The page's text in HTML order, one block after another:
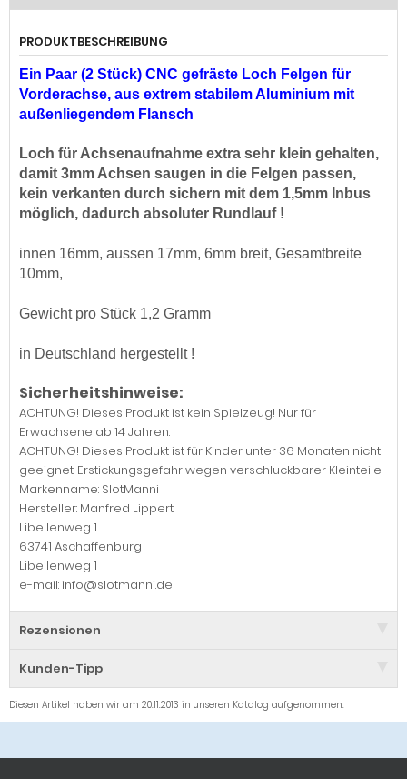
PRODUKTBESCHREIBUNG
Ein Paar (2 Stück) CNC gefräste Loch Felgen für
Vorderachse, aus extrem stabilem Aluminium mit
außenliegendem Flansch
Loch für Achsenaufnahme extra sehr klein gehalten,
damit 3mm Achsen saugen in die Felgen passen,
kein verkanten durch sichern mit dem 1,5mm Inbus
möglich, dadurch absoluter Rundlauf !
innen 16mm, aussen 17mm, 6mm breit, Gesamtbreite
10mm,
Gewicht pro Stück 1,2 Gramm
in Deutschland hergestellt!
Sicherheitshinweise:
ACHTUNG! Dieses Produkt ist kein Spielzeug! Nur für
Erwachsene ab 14 Jahren.
ACHTUNG! Dieses Produkt ist für Kinder unter 36 Monaten nicht
geeignet. Erstickungsgefahr wegen verschluckbarer Kleinteile.
Markenname: SlotManni
Hersteller: Manfred Lippert
Libellenweg 1
63741 Aschaffenburg
Libellenweg 1
e-mail: info@slotmanni.de
Rezensionen
Kunden-Tipp
Diesen Artikel haben wir am 20.11.2013 in unseren Katalog aufgenommen.